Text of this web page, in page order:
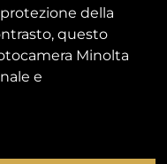
della
questo
Minolta
e